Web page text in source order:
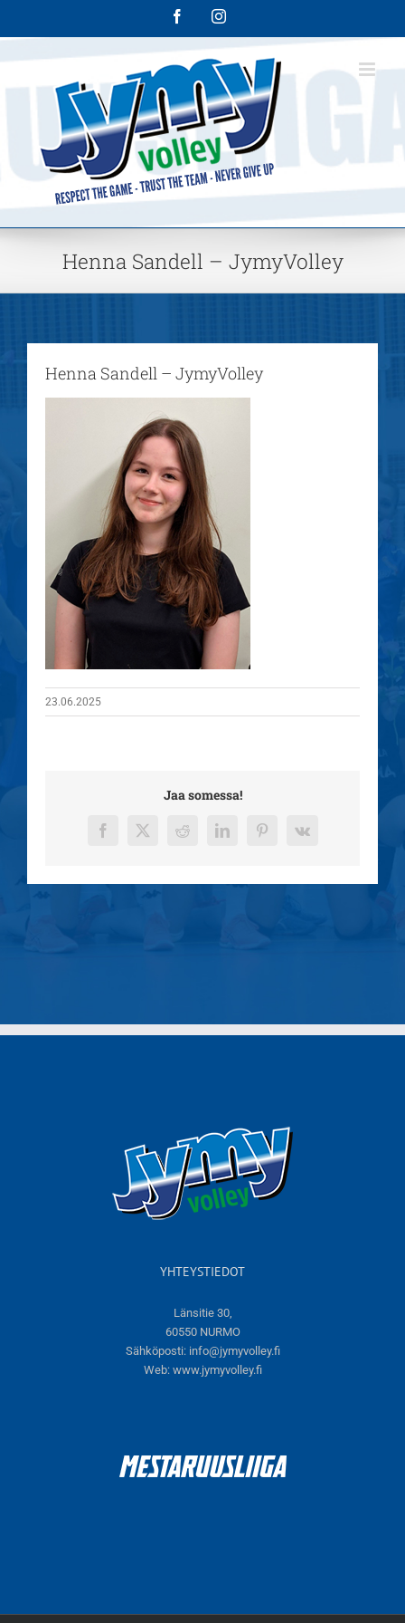
FacebookInstagram
Henna Sandell – JymyVolley
Henna Sandell – JymyVolley
23.06.2025
Jaa somessa!
Facebook
X RedditLinkedInPinterest
Vk
YHTEYSTIEDOT
Länsitie 30,
60550 NURMO
Sähköposti: info@jymyvolley.fi
Web: www.jymyvolley.fi